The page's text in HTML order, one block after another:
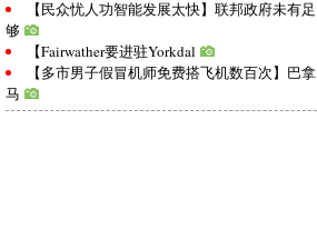
【民众忧人功智能发展太快】联邦政府未有足
够
【Fairwather要进驻Yorkdal
【多市男子假冒机师免费搭飞机数百次】巴拿
马